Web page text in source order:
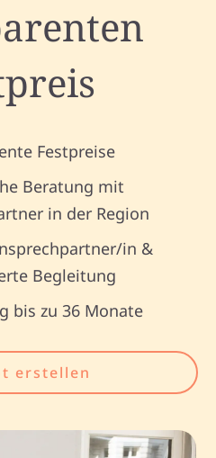
Festpreise
Beratung mit
in der Region
in &
Begleitung
bis zu 36 Monate
erstellen